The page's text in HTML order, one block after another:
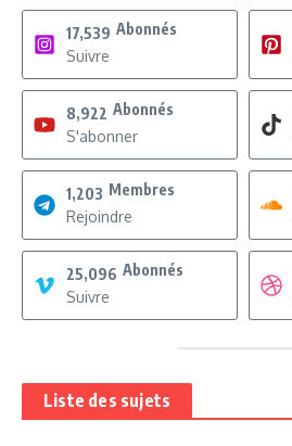
17,539 Abonnés
Suivre
8,922 Abonnés
S'abonner
1,203 Membres
Rejoindre
25,096 Abonnés
Suivre
Liste des sujets